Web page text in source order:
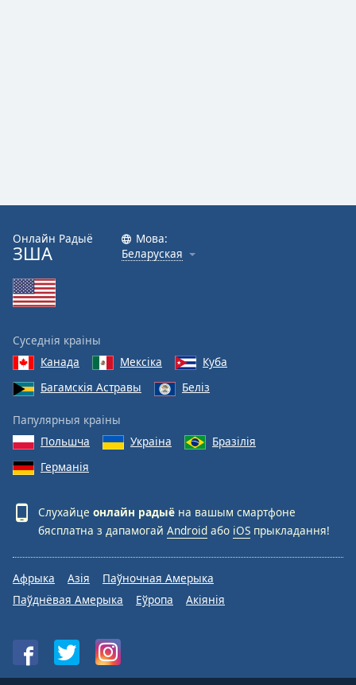
Онлайн Радыё
ЗША
Мова:
Беларуская
Суседнія краіны
Канада
Мексіка
Куба
Багамскія Астравы
Беліз
Папулярныя краіны
Польшча
Украіна
Бразілія
Германія
Слухайце онлайн радыё на вашым смартфоне
бясплатна з дапамогай Android або iOS прыкладання!
Афрыка Азія
Паўночная Амерыка
Паўднёвая Амерыка
Еўропа Акіянія